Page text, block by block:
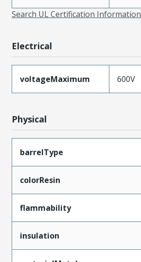
Search UL Certification Information
Electrical
voltageMaximum 600V
Physical
barrelType
colorResin
flammability
insulation